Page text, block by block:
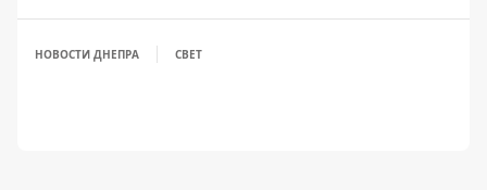
НОВОСТИ ДНЕПРА СВЕТ